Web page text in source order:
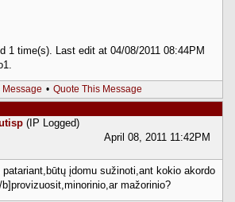
1 time(s). Last edit at 04/08/2011 08:44PM
Message • Quote This Message
(IP Logged)
April 08, 2011 11:42PM
patariant,būtų įdomu sužinoti,ant kokio akordo
mažorinio?